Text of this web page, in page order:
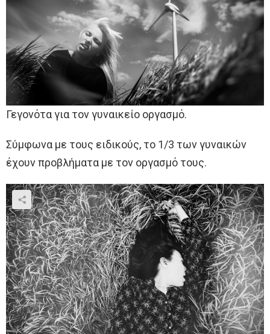
Γεγονότα για τον γυναικείο οργασμό.
Σύμφωνα με τους ειδικούς, το 1/3 των γυναικών
έχουν προβλήματα με τον οργασμό τους.